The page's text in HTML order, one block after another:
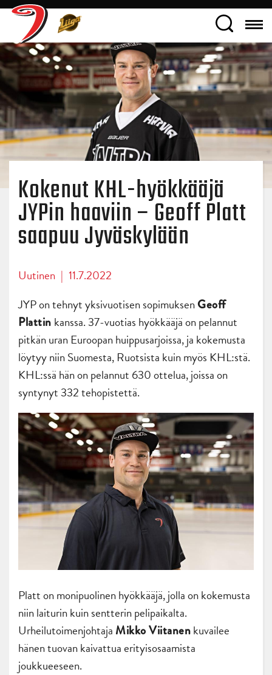
Kokenut KHL-hyökkääjä
JYPin haaviin – Geoff Platt
saapuu Jyväskylään
Uutinen | 11.7.2022
JYP on tehnyt yksivuotisen sopimuksenGeoff
Plattin kanssa. 37-vuotias hyökkääjä on pelannut
pitkän uran Euroopan huippusarjoissa, ja kokemusta
löytyy niin Suomesta, Ruotsista kuin myös KHL:stä.
KHL:ssä hän on pelannut 630 ottelua, joissa on
syntynyt 332 tehopistettä.
Platt on monipuolinen hyökkääjä, jolla on kokemusta
niin laiturin kuin sentterin pelipaikalta.
Urheilutoimenjohtaja Mikko Viitanenkuvailee
hänen tuovan kaivattua erityisosaamista
joukkueeseen.